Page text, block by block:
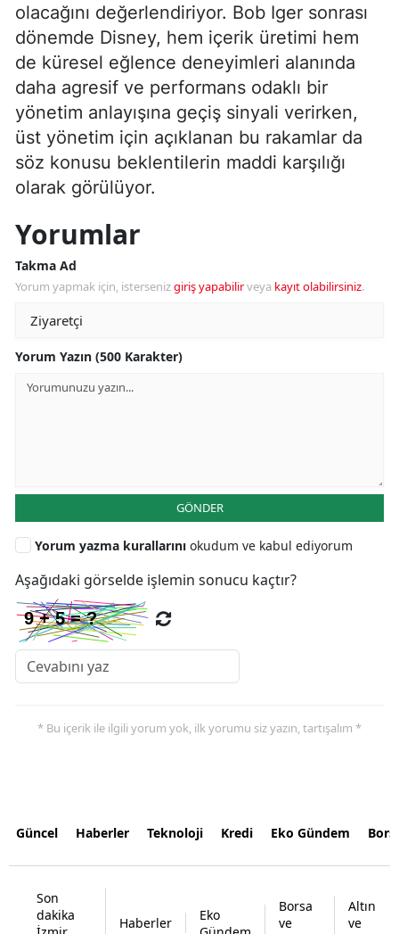
olacağını değerlendiriyor. Bob Iger sonrası
dönemde Disney, hem içerik üretimi hem
de küresel eğlence deneyimleri alanında
daha agresif ve performans odaklı bir
yönetim anlayışına geçiş sinyali verirken,
üst yönetim için açıklanan bu rakamlar da
söz konusu beklentilerin maddi karşılığı
olarak görülüyor.
Yorumlar
Takma Ad
Yorum yapmak için, istersenizgiriş yapabilirveya kayıt olabilirsiniz.
Yorum Yazın (500 Karakter)
GÖNDER
Yorum yazma kurallarını okudum ve kabul ediyorum
Aşağıdaki görselde işlemin sonucu kaçtır?
* Bu içerik ile ilgili yorum yok, ilk yorumu siz yazın, tartışalım *
Güncel Haberler Teknoloji Kredi Eko Gündem
Son
dakika
Haberler
Eko
Borsa
ve
Altın
ve